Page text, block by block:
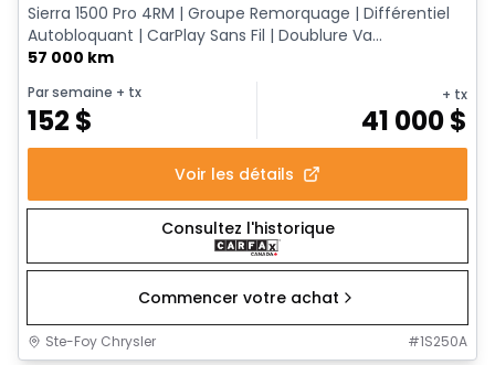
Sierra 1500 Pro 4RM | Groupe Remorquage | Différentiel
Autobloquant | CarPlay Sans Fil | Doublure Va...
57 000 km
Par semaine + tx
152 $
+ tx
41 000$
Voir les détails
Consultez l'historique
Commencer votre achat
Ste-Foy Chrysler #1S250A